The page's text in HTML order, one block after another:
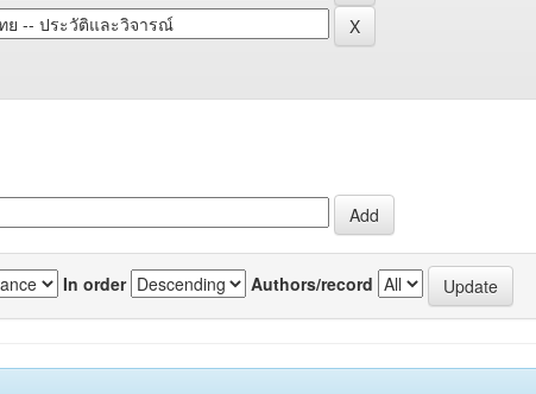
In order Authors/record